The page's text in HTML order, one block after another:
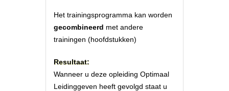
Het trainingsprogramma kan worden
gecombineerd met andere
trainingen (hoofdstukken)
Resultaat:
Wanneer u deze opleiding Optimaal
Leidinggeven heeft gevolgd staat u